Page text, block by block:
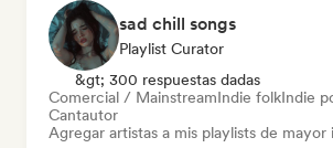
sad chill songs
Playlist Curator
&gt; 300 respuestas dadas
Comercial / MainstreamIndie folkIndie
Cantautor
Agregar artistas a mis playlists de mayor